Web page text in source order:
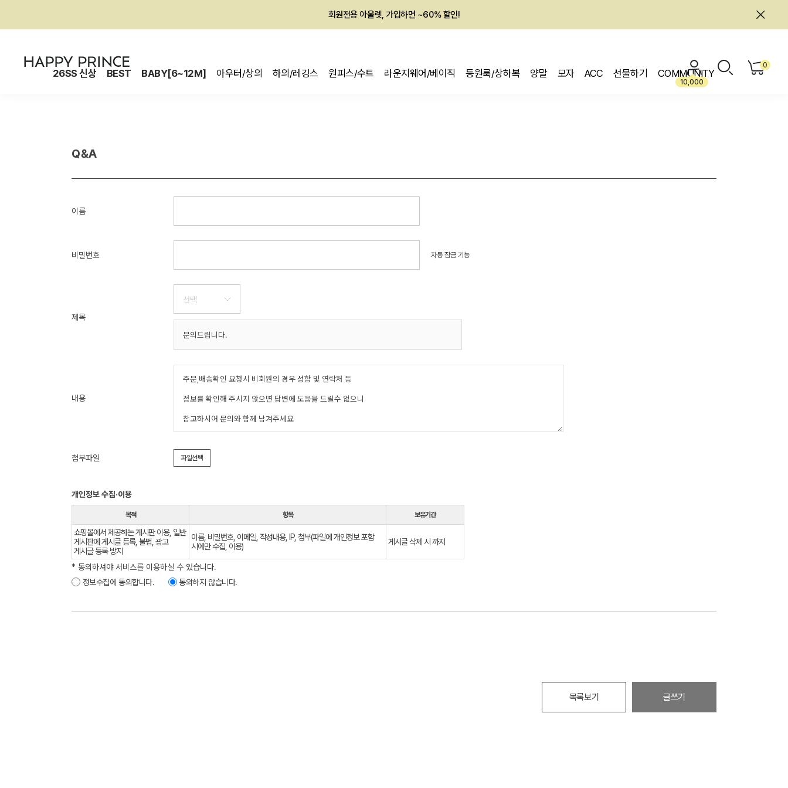
회원전용 아울렛, 가입하면 ~60% 할인!
26SS 신상 BEST BABY[6~12M] 아우터/상의 하의/레깅스 원피스/수트 라운지웨어/베이직 등원룩/상하복 양말 모자 ACC 선물하기 COMMUNITY
10,000
0
Q&A
이름
비밀번호 자동 잠금 기능
제목
내용
첨부파일 파일선택
개인정보 수집·이용
목적 항목 보유기간
쇼핑몰에서 제공하는 게시판 이용, 일반
게시판에 게시글 등록, 불법, 광고
게시글 등록 방지
이름, 비밀번호, 이메일, 작성내용, IP, 첨부(파일에 개인정보 포함
시에만 수집, 이용)
게시글 삭제 시 까지
* 동의하셔야 서비스를 이용하실 수 있습니다.
정보수집에 동의합니다.
동의하지 않습니다.
목록보기 글쓰기